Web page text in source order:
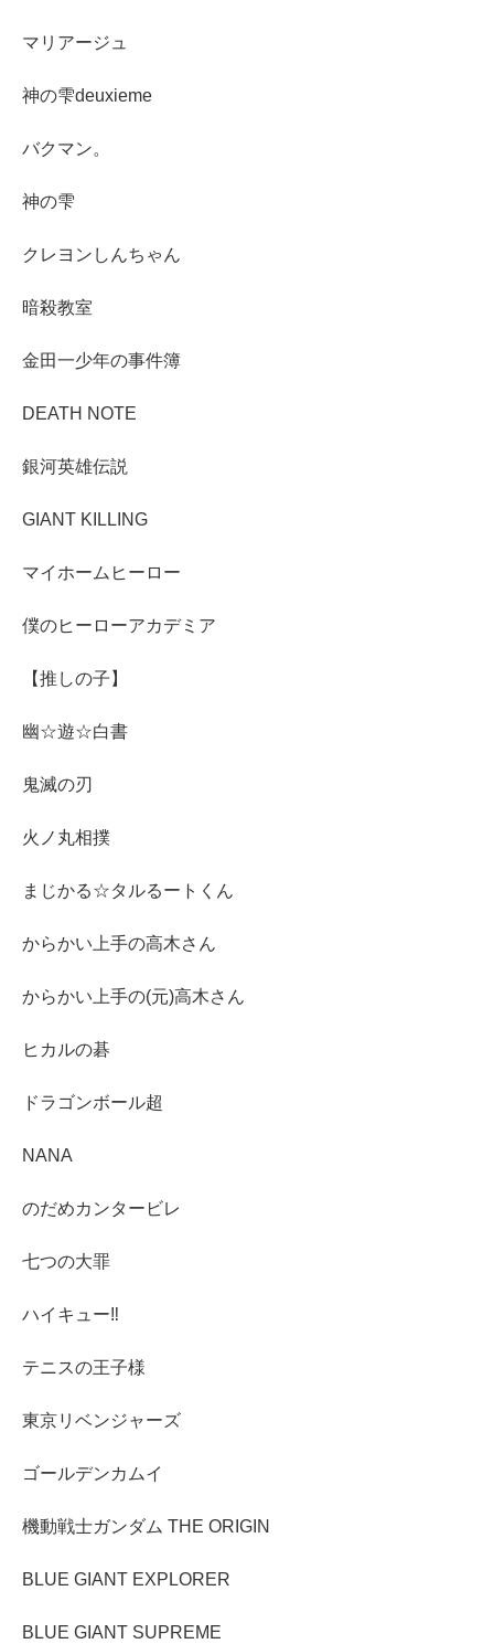
マリアージュ
神の雫deuxieme
バクマン。
神の雫
クレヨンしんちゃん
暗殺教室
金田一少年の事件簿
DEATH NOTE
銀河英雄伝説
GIANT KILLING
マイホームヒーロー
僕のヒーローアカデミア
【推しの子】
幽☆遊☆白書
鬼滅の刃
火ノ丸相撲
まじかる☆タルるートくん
からかい上手の高木さん
からかい上手の(元)高木さん
ヒカルの碁
ドラゴンボール超
NANA
のだめカンタービレ
七つの大罪
ハイキュー‼︎
テニスの王子様
東京リベンジャーズ
ゴールデンカムイ
機動戦士ガンダム THE ORIGIN
BLUE GIANT EXPLORER
BLUE GIANT SUPREME